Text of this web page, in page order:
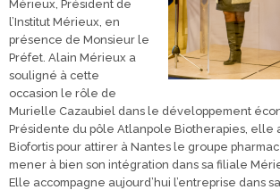
Mérieux, Président de
l’Institut Mérieux, en
présence de Monsieur le
Préfet. Alain Mérieux a
souligné à cette
occasion le rôle de
Murielle Cazaubiel dans le développement
Présidente du pôle Atlanpole Biotherapies, elle
Biofortis pour attirer à Nantes le groupe
mener à bien son intégration dans sa filiale
Elle accompagne aujourd’hui l’entreprise dans